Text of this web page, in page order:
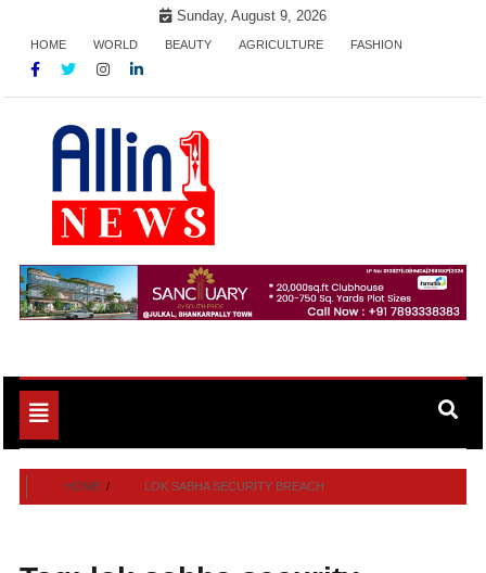
content
Sunday, August 9, 2026
HOME WORLD BEAUTY AGRICULTURE FASHION
Allin1news
Toggle
navigation
HOME LOK SABHA SECURITY BREACH